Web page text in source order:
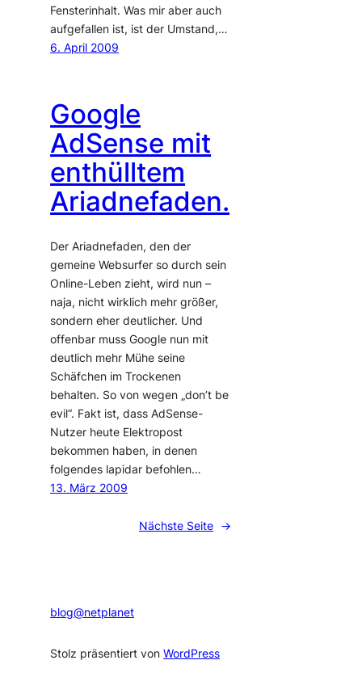
Fensterinhalt. Was mir aber auch
aufgefallen ist, ist der Umstand,…
6. April 2009
Google
AdSense mit
enthülltem
Ariadnefaden.
Der Ariadnefaden, den der
gemeine Websurfer so durch sein
Online-Leben zieht, wird nun –
naja, nicht wirklich mehr größer,
sondern eher deutlicher. Und
offenbar muss Google nun mit
deutlich mehr Mühe seine
Schäfchen im Trockenen
behalten. So von wegen „don’t be
evil“. Fakt ist, dass AdSense-
Nutzer heute Elektropost
bekommen haben, in denen
folgendes lapidar befohlen…
13. März 2009
Nächste Seite →
blog@netplanet
Stolz präsentiert vonWordPress